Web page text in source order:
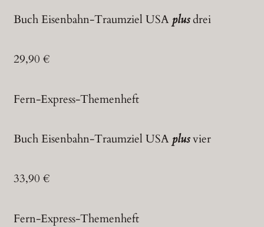
Buch Eisenbahn-Traumziel USA plusdrei
29,90 €
Buch Eisenbahn-Traumziel USA plusvier
Fern-Express-Themenheft
33,90 €
Fern-Express-Themenheft